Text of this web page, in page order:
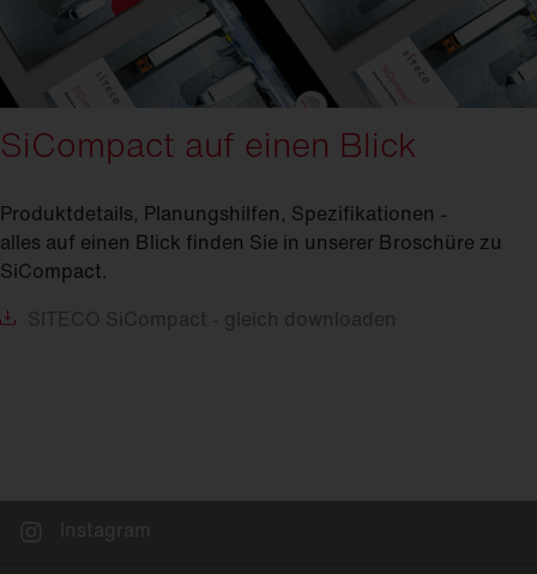
SiCompact auf einen Blick
Produktdetails, Planungshilfen, Spezifikationen -
alles auf einen Blick finden Sie in unserer Broschüre zu
SiCompact.
SITECO SiCompact - gleich downloaden
Instagram